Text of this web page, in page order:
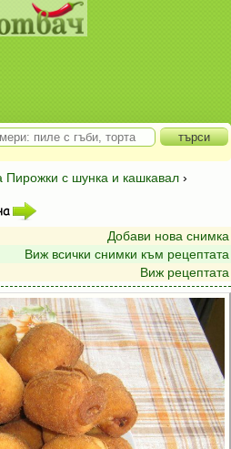
Пирожки с шунка и кашкавал ›
Добави нова снимка
Виж всички снимки към рецептата
Виж рецептата